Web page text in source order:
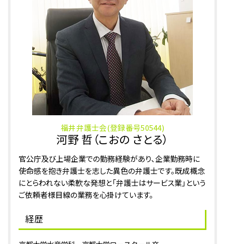
相続登記 必要書類
傷害致死罪 とは
盗撮 示談金 慰謝料 相場
窃盗罪 時効
万引き 前科
刑事事件 大野市 相談
刑事事件 あわら市 弁護士
相続 越前市 相談
相続 福井県 弁護士
相続 小松市 弁護士
相続 小松市 相談
相続 加賀市 相談
相続 大野市 弁護士
福井弁護士会(登録番号50544)
河野 哲（こおの さとる）
官公庁及び上場企業での勤務経験があり、企業勤務時に
使命感を抱き弁護士を志した異色の弁護士です。既成概念
にとらわれない柔軟な発想と「弁護士はサービス業」という
ご依頼者様目線の業務を心掛けています。
経歴